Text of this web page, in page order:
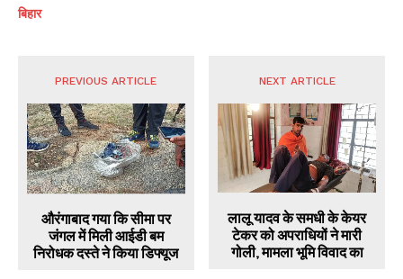
बिहार
PREVIOUS ARTICLE
औरंगाबाद गया कि सीमा पर
जंगल में मिली आईडी बम
निरोधक दस्ते ने किया डिफ्यूज
NEXT ARTICLE
लालू यादव के समधी के केयर
टेकर को अपराधियों ने मारी
गोली, मामला भूमि विवाद का